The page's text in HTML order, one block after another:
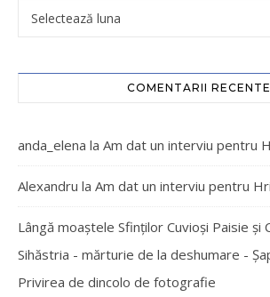
COMENTARII RECENTE
anda_elena la Am dat un interviu pentru
Alexandru la Am dat un interviu pentru
Lângă moaștele Sfinților Cuvioși Paisie și
Sihăstria - mărturie de la deshumare -
Privirea de dincolo de fotografie